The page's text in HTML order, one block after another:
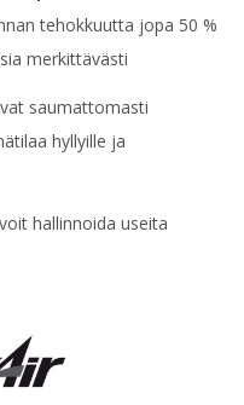
tehokkuutta jopa 50 %
merkittävästi
saumattomasti
hyllyille ja
hallinnoida useita